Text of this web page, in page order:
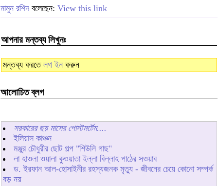
মামুন রশিদ বলেছেন: View this link
আপনার মন্তব্য লিখুনঃ
মন্তব্য করতে লগ ইন করুন
আলোচিত ব্লগ
সরকারের ছয় মাসের পোস্টমর্টেম....
ইলিয়াস কাঞ্চন
মঞ্জুর চৌধুরীর ছোট গল্প "শিউলি গাছ"
লা হাওলা ওয়ালা কুওয়াতা ইল্লা বিল্লাহ পাঠের সওয়াব
ড. ইরফান আল-হোসাইনীর রহস্যজনক মৃত্যু - জীবনের চেয়ে কোনো সম্পর্ক
বড় নয়